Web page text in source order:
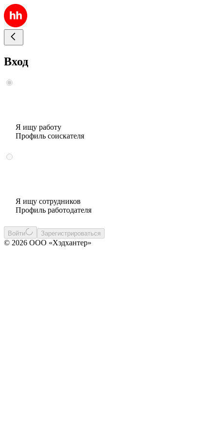
Вход
Я ищу работу
Профиль соискателя
Я ищу сотрудников
Профиль работодателя
Войти Зарегистрироваться
© 2026 ООО «Хэдхантер»